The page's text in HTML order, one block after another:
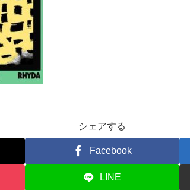
シェアする
Facebook
LINE